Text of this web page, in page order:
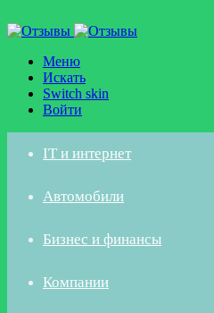
Меню
Искать
Switch skin
Войти
IT и интернет
Автомобили
Бизнес и финансы
Компании